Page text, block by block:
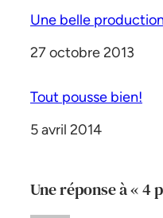
Une belle production
Date
27 octobre 2013
Tout pousse bien!
Date
5 avril 2014
Une réponse à « 4